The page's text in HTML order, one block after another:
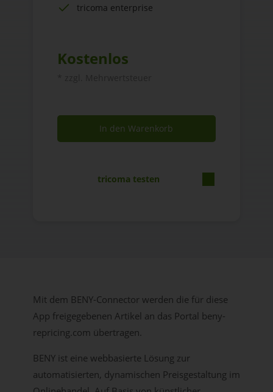
tricoma enterprise
Kostenlos
In den Warenkorb
tricoma testen
Mit dem BENY-Connector werden die für diese
App freigegebenen Artikel an das Portal beny-
repricing.com übertragen.
BENY ist eine webbasierte Lösung zur
automatisierten, dynamischen Preisgestaltung im